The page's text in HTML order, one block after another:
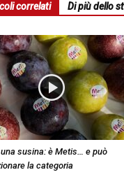
correlati Di più dello
susina: è Metis… e può
la categoria